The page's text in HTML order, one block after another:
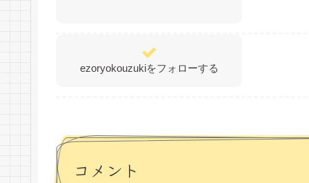
ezoryokouzukiをフォローする
コメント